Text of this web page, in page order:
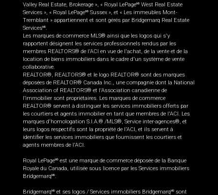
Valley Real Estate, Brokerage », « Royal LePageMD West Real Estate
Services », « Royal LePageMD Sussex », et « Les immeubles Mont-
Tremblant » appartiennent et sont gérés par Bridgemarq Real Estate
ServicesMD.
Les marques de commerce MLS® ainsi que les logos qui s'y
rapportent désignent les services professionnels rendus par les
membres REALTORS® de l'ACI en vue de l'achat, de la vente et de la
location de biens immobiliers dans le cadre d'un système de vente
collaborative.
REALTOR®, REALTORS® et le logo REALTOR® sont des marques
déposées de REALTOR® Canada Inc., une compagnie dont la National
Association of REALTORS® et l'Association canadienne de
l’immobilier sont propriétaires. Les marques de commerce
REALTOR® servent à distinguer les services immobiliers offerts par
les courtiers et agents immobilier en tant que membres de l'ACI. Les
marques d'homologation S.I.A.® /MLS®, Service inter-agences®, et
leurs logos respectifs sont la propriété de l'ACI, et ils servent à
identifier les services immobiliers que fournissent les courtiers et
agents membres de l'ACI.
Royal LePageMD est une marque de commerce déposée de la Banque
Royale du Canada, utilisée sous licence par les Services immobiliers
BridgemarqMD.
BridgemarqMD et ses logos / Services immobiliers BridgemarqMD sont